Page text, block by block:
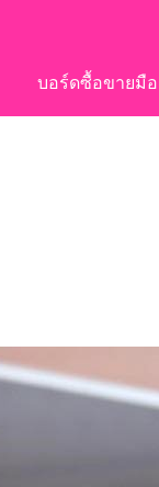
บอร์ดซื้อขายมื